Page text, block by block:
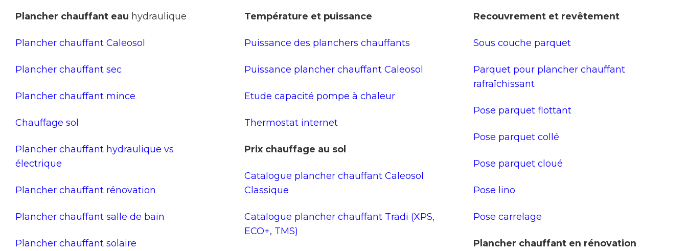
Plancher chauffant eau hydraulique
Plancher chauffant Caleosol
Plancher chauffant sec
Plancher chauffant mince
Chauffage sol
Plancher chauffant hydraulique vs
électrique
Plancher chauffant rénovation
Plancher chauffant salle de bain
Plancher chauffant solaire
Température et puissance
Puissance des planchers chauffants
Puissance plancher chauffant Caleosol
Etude capacité pompe à chaleur
Thermostat internet
Prix chauffage au sol
Catalogue plancher chauffant Caleosol
Classique
Catalogue plancher chauffant Tradi (XPS,
ECO+, TMS)
Recouvrement et revêtement
Sous couche parquet
Parquet pour plancher chauffant
rafraîchissant
Pose parquet flottant
Pose parquet collé
Pose parquet cloué
Pose lino
Pose carrelage
Plancher chauffant en rénovation